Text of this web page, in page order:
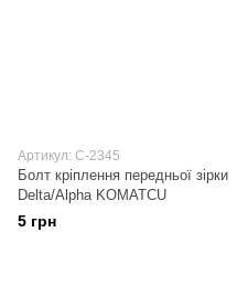
Артикул: C-2345
Болт кріплення передньої зірки
Delta/Alpha KOMATCU
5 грн